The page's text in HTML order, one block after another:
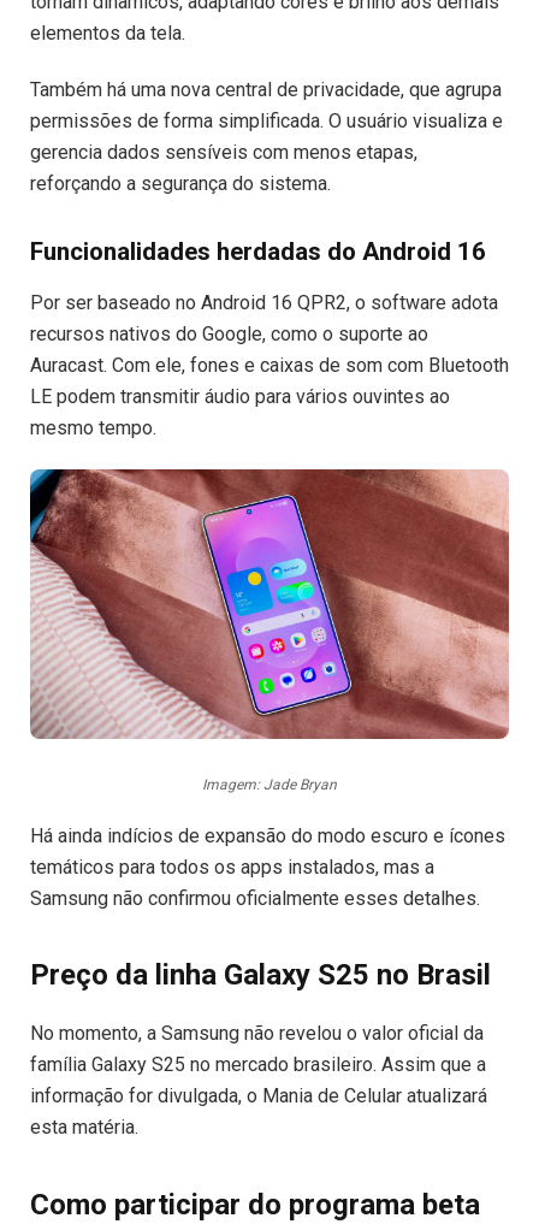
elementos da tela.
Também há uma nova central de privacidade, que agrupa
permissões de forma simplificada. O usuário visualiza e
gerencia dados sensíveis com menos etapas,
reforçando a segurança do sistema.
Funcionalidades herdadas do Android 16
Por ser baseado no Android 16 QPR2, o software adota
recursos nativos do Google, como o suporte ao
Auracast. Com ele, fones e caixas de som com Bluetooth
LE podem transmitir áudio para vários ouvintes ao
mesmo tempo.
Imagem: Jade Bryan
Há ainda indícios de expansão do modo escuro e ícones
temáticos para todos os apps instalados, mas a
Samsung não confirmou oficialmente esses detalhes.
Preço da linha Galaxy S25 no Brasil
No momento, a Samsung não revelou o valor oficial da
família Galaxy S25 no mercado brasileiro. Assim que a
informação for divulgada, o Mania de Celular atualizará
esta matéria.
Como participar do programa beta